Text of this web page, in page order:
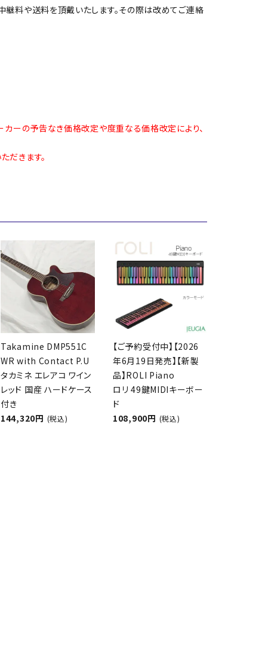
料や送料を頂戴いたします。その際は改めてご連絡
ーの予告なき価格改定や度重なる価格改定により、
だきます。
Takamine DMP551C
WR with Contact P.U
タカミネ エレアコ ワイン
レッド 国産 ハードケース
付き
144,320円 (税込)
【ご予約受付中】【2026
年6月19日発売】【新製
品】ROLI Piano
ロリ 49鍵MIDIキーボー
ド
108,900円 (税込)